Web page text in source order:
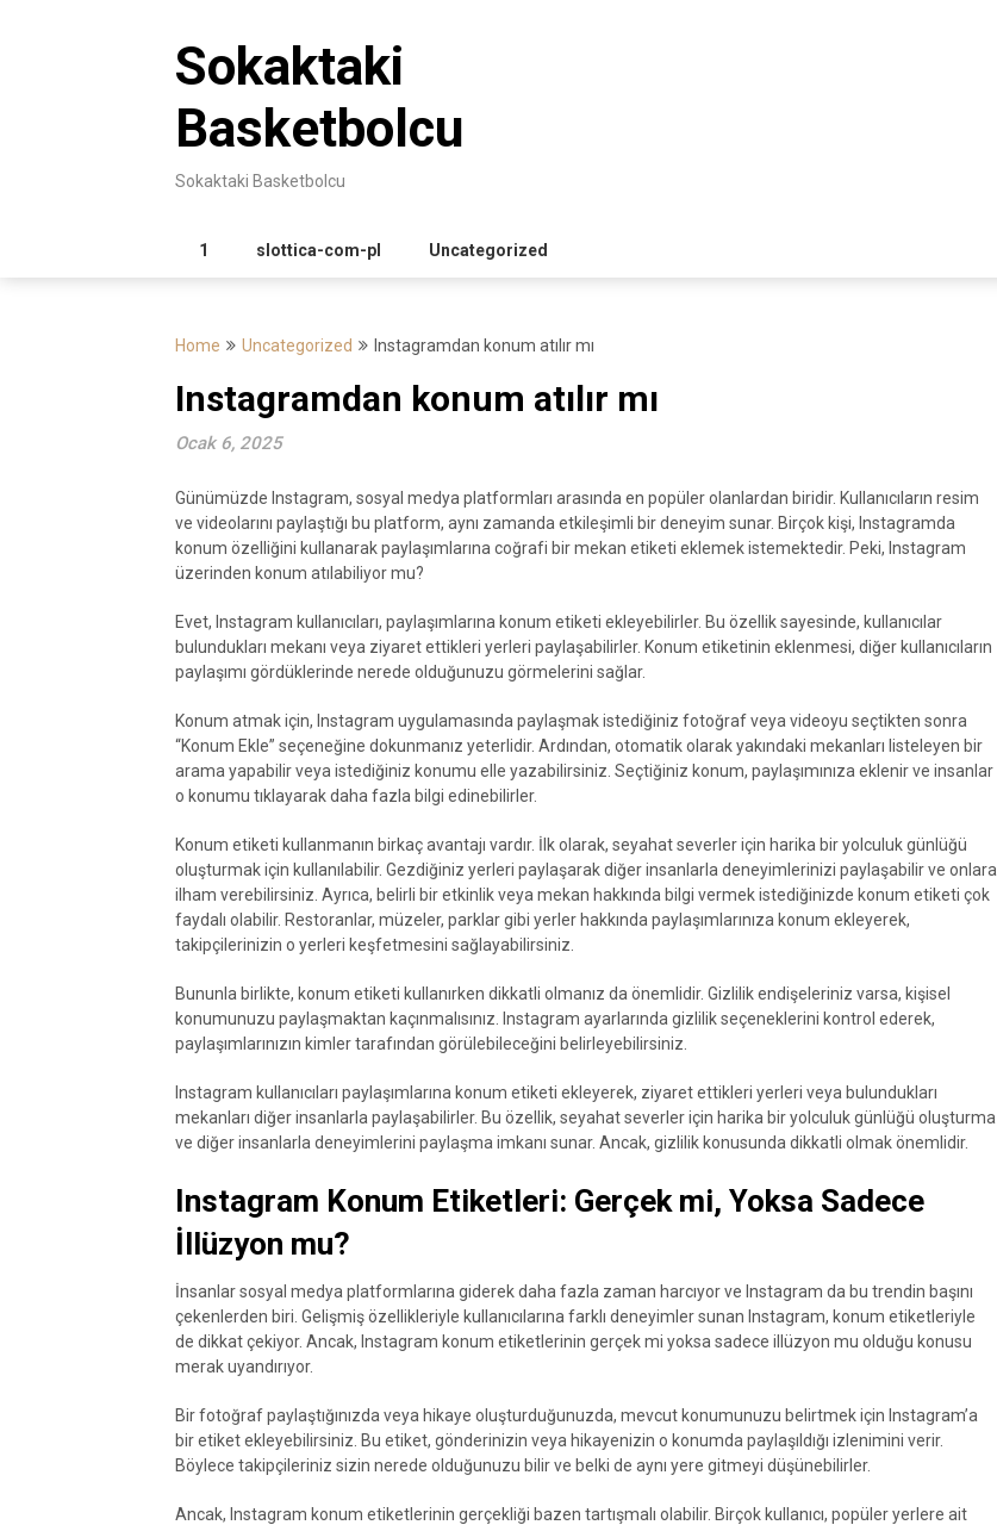
Sokaktaki
Basketbolcu
Sokaktaki Basketbolcu
1 slottica-com-pl Uncategorized
Home Uncategorized Instagramdan konum atılır mı
Instagramdan konum atılır mı
Ocak 6, 2025
Günümüzde Instagram, sosyal medya platformları arasında en popüler olanlardan biridir. Kullanıcıların resim
ve videolarını paylaştığı bu platform, aynı zamanda etkileşimli bir deneyim sunar. Birçok kişi, Instagramda
konum özelliğini kullanarak paylaşımlarına coğrafi bir mekan etiketi eklemek istemektedir. Peki, Instagram
üzerinden konum atılabiliyor mu?
Evet, Instagram kullanıcıları, paylaşımlarına konum etiketi ekleyebilirler. Bu özellik sayesinde, kullanıcılar
bulundukları mekanı veya ziyaret ettikleri yerleri paylaşabilirler. Konum etiketinin eklenmesi, diğer kullanıcıların
paylaşımı gördüklerinde nerede olduğunuzu görmelerini sağlar.
Konum atmak için, Instagram uygulamasında paylaşmak istediğiniz fotoğraf veya videoyu seçtikten sonra
“Konum Ekle” seçeneğine dokunmanız yeterlidir. Ardından, otomatik olarak yakındaki mekanları listeleyen bir
arama yapabilir veya istediğiniz konumu elle yazabilirsiniz. Seçtiğiniz konum, paylaşımınıza eklenir ve insanlar
o konumu tıklayarak daha fazla bilgi edinebilirler.
Konum etiketi kullanmanın birkaç avantajı vardır. İlk olarak, seyahat severler için harika bir yolculuk günlüğü
oluşturmak için kullanılabilir. Gezdiğiniz yerleri paylaşarak diğer insanlarla deneyimlerinizi paylaşabilir ve onlara
ilham verebilirsiniz. Ayrıca, belirli bir etkinlik veya mekan hakkında bilgi vermek istediğinizde konum etiketi çok
faydalı olabilir. Restoranlar, müzeler, parklar gibi yerler hakkında paylaşımlarınıza konum ekleyerek,
takipçilerinizin o yerleri keşfetmesini sağlayabilirsiniz.
Bununla birlikte, konum etiketi kullanırken dikkatli olmanız da önemlidir. Gizlilik endişeleriniz varsa, kişisel
konumunuzu paylaşmaktan kaçınmalısınız. Instagram ayarlarında gizlilik seçeneklerini kontrol ederek,
paylaşımlarınızın kimler tarafından görülebileceğini belirleyebilirsiniz.
Instagram kullanıcıları paylaşımlarına konum etiketi ekleyerek, ziyaret ettikleri yerleri veya bulundukları
mekanları diğer insanlarla paylaşabilirler. Bu özellik, seyahat severler için harika bir yolculuk günlüğü oluşturma
ve diğer insanlarla deneyimlerini paylaşma imkanı sunar. Ancak, gizlilik konusunda dikkatli olmak önemlidir.
Instagram Konum Etiketleri: Gerçek mi, Yoksa Sadece
İllüzyon mu?
İnsanlar sosyal medya platformlarına giderek daha fazla zaman harcıyor ve Instagram da bu trendin başını
çekenlerden biri. Gelişmiş özellikleriyle kullanıcılarına farklı deneyimler sunan Instagram, konum etiketleriyle
de dikkat çekiyor. Ancak, Instagram konum etiketlerinin gerçek mi yoksa sadece illüzyon mu olduğu konusu
merak uyandırıyor.
Bir fotoğraf paylaştığınızda veya hikaye oluşturduğunuzda, mevcut konumunuzu belirtmek için Instagram’a
bir etiket ekleyebilirsiniz. Bu etiket, gönderinizin veya hikayenizin o konumda paylaşıldığı izlenimini verir.
Böylece takipçileriniz sizin nerede olduğunuzu bilir ve belki de aynı yere gitmeyi düşünebilirler.
Ancak, Instagram konum etiketlerinin gerçekliği bazen tartışmalı olabilir. Birçok kullanıcı, popüler yerlere ait